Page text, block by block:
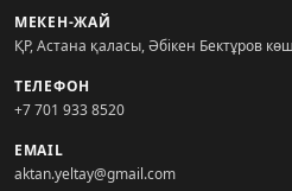
МЕКЕН-ЖАЙ
ҚР, Астана қаласы, Әбікен Бектұров
ТЕЛЕФОН
+7 701 933 8520
EMAIL
aktan.yeltay@gmail.com